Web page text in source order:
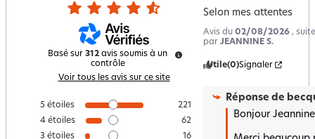
Basé sur 312 avis soumis à un
contrôle
Voir tous les avis sur ce site
5 étoiles
221
4 étoiles
62
3 étoiles
16
Selon mes attentes
Avis du 02/08/2026 ,
par JEANNINE S.
Utile(0)Signaler
Réponse de
Bonjour